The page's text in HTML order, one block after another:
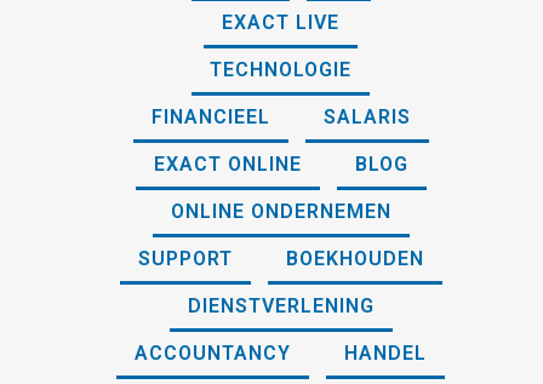
EXACT LIVE
TECHNOLOGIE
FINANCIEEL SALARIS
EXACT ONLINE BLOG
ONLINE ONDERNEMEN
SUPPORT BOEKHOUDEN
DIENSTVERLENING
ACCOUNTANCY HANDEL